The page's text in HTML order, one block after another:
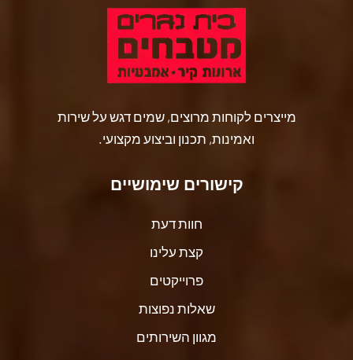
מייצרים לקוחות מרוצים, שמים דגש על שירות
ואמינות, תכנון וביצוע מקצועי.
קישורים שימושיים
חוות דעת
קצת עלינו
פרוייקטים
שאלות נפוצות
מגוון השירותים